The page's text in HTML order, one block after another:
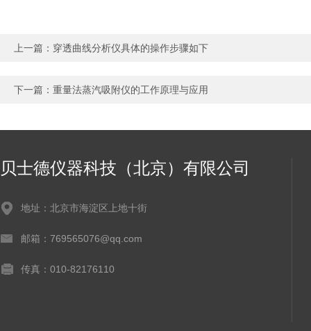
上一篇： 穿透曲线分析仪具体的操作步骤如下
下一篇： 重量法蒸汽吸附仪的工作原理与应用
贝士德仪器科技（北京）有限公司
地址：北京市海淀区上地十街
邮箱：769565076@qq.com
传真：010-82176110